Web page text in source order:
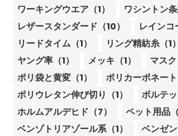
ワーキングウエア（1）
ワシントン条
レザースタンダード（10）
レインコ
リードタイム（1）
リング精紡糸（1）
ヤング率（1）
メッキ（1）
マスク
ポリ袋と黄変（1）
ポリカーボネート
ポリウレタン伸び切り（1）
ボルテッ
ホルムアルデヒド（7）
ペット用品（
ベンゾトリアゾール系（1）
ベンゼン